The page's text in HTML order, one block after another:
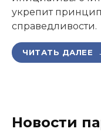
укрепит
справедливости.
ЧИТАТЬ ДАЛЕЕ
Новости